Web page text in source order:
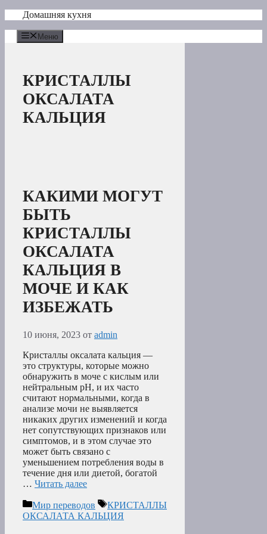
Перейти
содержимому
Домашняя кухня
Меню
КРИСТАЛЛЫ
ОКСАЛАТА
КАЛЬЦИЯ
КАКИМИ МОГУТ
БЫТЬ
КРИСТАЛЛЫ
ОКСАЛАТА
КАЛЬЦИЯ В
МОЧЕ И КАК
ИЗБЕЖАТЬ
10 июня, 2023 от admin
Кристаллы оксалата кальция —
это структуры, которые можно
обнаружить в моче с кислым или
нейтральным рН, и их часто
считают нормальными, когда в
анализе мочи не выявляется
никаких других изменений и когда
нет сопутствующих признаков или
симптомов, и в этом случае это
может быть связано с
уменьшением потребления воды в
течение дня или диетой, богатой
… Читать далее
Рубрики
Мир переводов Метки
КРИСТАЛЛЫ
ОКСАЛАТА КАЛЬЦИЯ